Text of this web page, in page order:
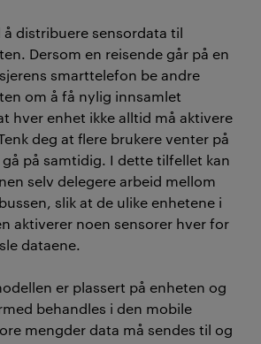
å distribuere sensordata til
Dersom en reisende går på en
smarttelefon be andre
om å få nylig innsamlet
hver enhet ikke alltid må aktivere
deg at flere brukere venter på
på samtidig. I dette tilfellet kan
selv delegere arbeid mellom
slik at de ulike enhetene i
aktiverer noen sensorer hver for
dataene.
er plassert på enheten og
behandles i den mobile
mengder data må sendes til og